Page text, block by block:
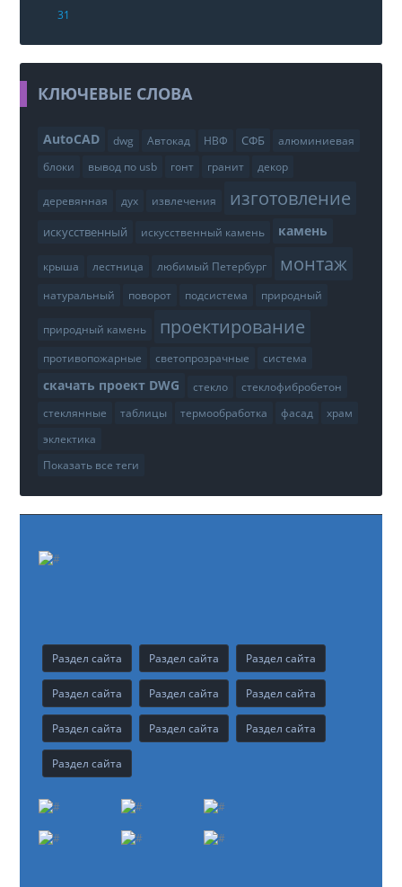
31
КЛЮЧЕВЫЕ СЛОВА
AutoCAD dwg Автокад НВФ СФБ
алюминиевая
блоки
вывод по usb гонт гранит декор
деревянная дух извлечения изготовление
искусственный искусственный камень камень
крыша лестница любимый Петербург монтаж
натуральный поворот подсистема природный
природный камень проектирование
противопожарные светопрозрачные система
скачать проект DWG стекло
стеклофибробетон
стеклянные
таблицы термообработка фасад
храм
эклектика
Показать все теги
Раздел сайта Раздел сайта Раздел сайта
Раздел сайта Раздел сайта Раздел сайта
Раздел сайта Раздел сайта Раздел сайта
Раздел сайта